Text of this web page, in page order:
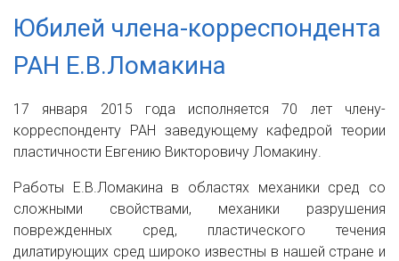
Юбилей члена-корреспондента
РАН Е.В.Ломакина
17 января 2015 года исполняется 70 лет члену-
корреспонденту РАН заведующему кафедрой теории
пластичности Евгению Викторовичу Ломакину.
Работы Е.В.Ломакина в областях механики сред со
сложными свойствами, механики разрушения
поврежденных сред, пластического течения
дилатирующих сред широко известны в нашей стране и